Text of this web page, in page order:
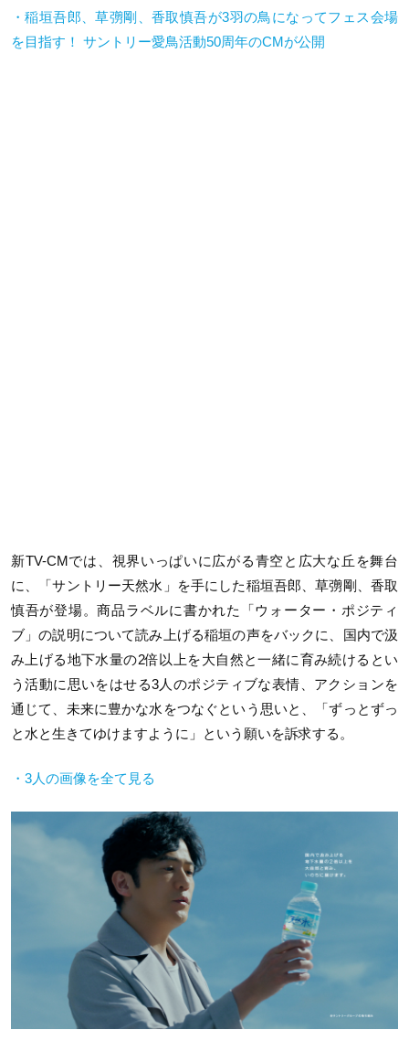
・稲垣吾郎、草彅剛、香取慎吾が3羽の鳥になってフェス会場
を目指す！ サントリー愛鳥活動50周年のCMが公開
新TV-CMでは、視界いっぱいに広がる青空と広大な丘を舞台
に、「サントリー天然水」を手にした稲垣吾郎、草彅剛、香取
慎吾が登場。商品ラベルに書かれた「ウォーター・ポジティ
ブ」の説明について読み上げる稲垣の声をバックに、国内で汲
み上げる地下水量の2倍以上を大自然と一緒に育み続けるとい
う活動に思いをはせる3人のポジティブな表情、アクションを
通じて、未来に豊かな水をつなぐという思いと、「ずっとずっ
と水と生きてゆけますように」という願いを訴求する。
・3人の画像を全て見る